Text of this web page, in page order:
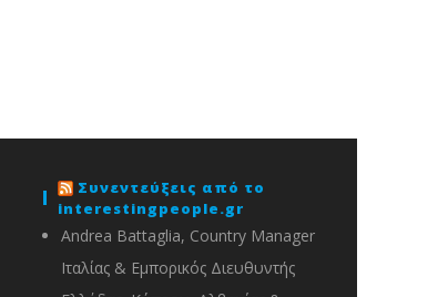
Συνεντεύξεις από το
interestingpeople.gr
Andrea Battaglia, Country Manager
Ιταλίας & Εμπορικός Διευθυντής